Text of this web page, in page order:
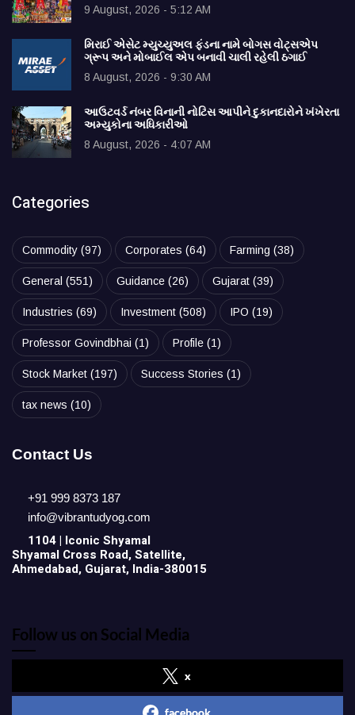
9 August, 2026 - 5:12 AM
મિરાઈ એસેટ મ્યુચ્યુઅલ ફંડના નામે બોગસ વોટ્સએપ
ગ્રૂપ અને મોબાઈલ એપ બનાવી ચાલી રહેલી ઠગાઈ
8 August, 2026 - 9:30 AM
આઉટવર્ડ નંબર વિનાની નોટિસ આપીને દુકાનદારોને ખંખેરતા
અમ્યુકોના અધિકારીઓ
8 August, 2026 - 4:07 AM
Categories
Commodity (97) Corporates (64) Farming (38)
General (551) Guidance (26) Gujarat (39)
Industries (69) Investment (508) IPO (19)
Professor Govindbhai (1) Profile (1)
Stock Market (197) Success Stories (1)
tax news (10)
Contact Us
+91 999 8373 187
info@vibrantudyog.com
1104 | Iconic Shyamal
Shyamal Cross Road, Satellite,
Ahmedabad, Gujarat, India-380015
Follow us on Social Media
x